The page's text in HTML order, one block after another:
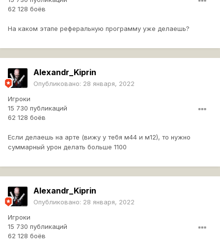
62 128 боёв
На каком этапе реферальную программу уже делаешь?
Alexandr_Kiprin
Опубликовано: 28 января, 2022
Игроки
15 730 публикаций
62 128 боёв
Если делаешь на арте (вижу у тебя м44 и м12), то нужно
суммарный урон делать больше 1100
Alexandr_Kiprin
Опубликовано: 28 января, 2022
Игроки
15 730 публикаций
62 128 боёв